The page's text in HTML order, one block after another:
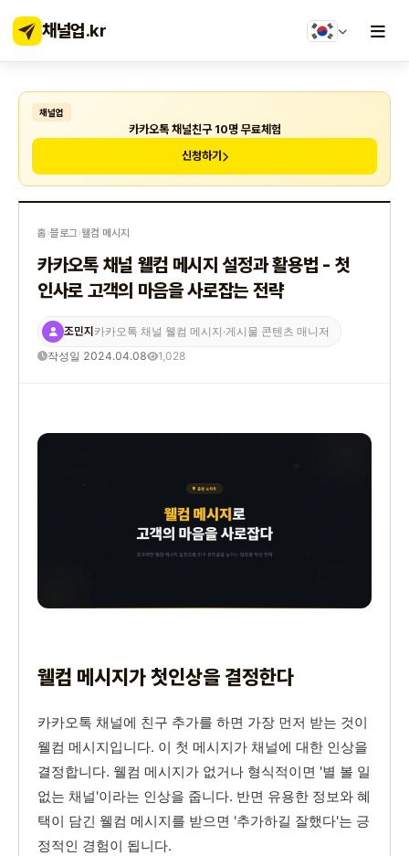
채널업.kr
채널업
카카오톡 채널친구 10명 무료체험
신청하기
홈›블로그›웰컴 메시지
카카오톡 채널 웰컴 메시지 설정과 활용법 - 첫
인사로 고객의 마음을 사로잡는 전략
조민지 카카오톡 채널 웰컴 메시지·게시물 콘텐츠 매니저
작성일 2024.04.08 1,028
웰컴 메시지가 첫인상을 결정한다
카카오톡 채널에 친구 추가를 하면 가장 먼저 받는 것이
웰컴 메시지입니다. 이 첫 메시지가 채널에 대한 인상을
결정합니다. 웰컴 메시지가 없거나 형식적이면 '별 볼 일
없는 채널'이라는 인상을 줍니다. 반면 유용한 정보와 혜
택이 담긴 웰컴 메시지를 받으면 '추가하길 잘했다'는 긍
정적인 경험이 됩니다.